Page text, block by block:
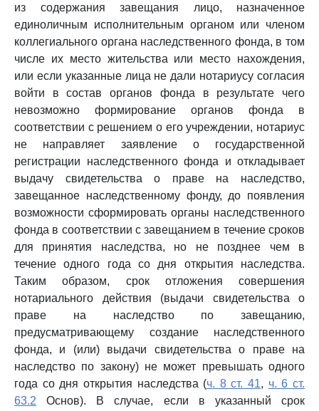
из содержания завещания лицо, назначенное
единоличным исполнительным органом или членом
коллегиального органа наследственного фонда, в том
числе их место жительства или место нахождения,
или если указанные лица не дали нотариусу согласия
войти в состав органов фонда в результате чего
невозможно формирование органов фонда в
соответствии с решением о его учреждении, нотариус
не направляет заявление о государственной
регистрации наследственного фонда и откладывает
выдачу свидетельства о праве на наследство,
завещанное наследственному фонду, до появления
возможности сформировать органы наследственного
фонда в соответствии с завещанием в течение сроков
для принятия наследства, но не позднее чем в
течение одного года со дня открытия наследства.
Таким образом, срок отложения совершения
нотариального действия (выдачи свидетельства о
праве на наследство по завещанию,
предусматривающему создание наследственного
фонда, и (или) выдачи свидетельства о праве на
наследство по закону) не может превышать одного
года со дня открытия наследства (ч. 8 ст. 41, ч. 6 ст.
63.2 Основ). В случае, если в указанный срок